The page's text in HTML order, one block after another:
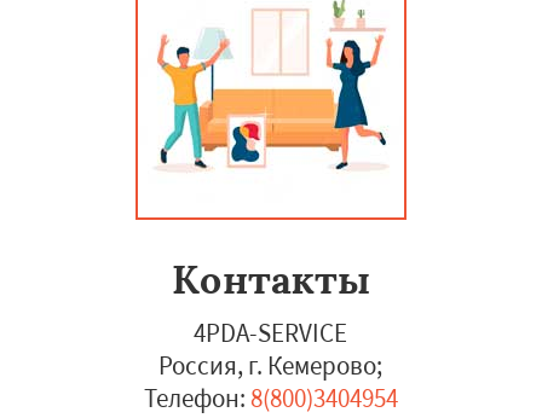
Контакты
4PDA-SERVICE
Россия, г. Кемерово;
Телефон: 8(800)3404954